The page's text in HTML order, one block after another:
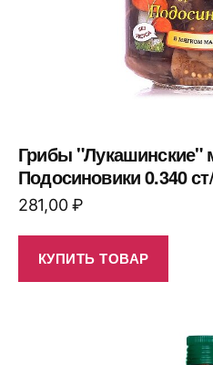
Грибы "Лукашинские"
Подосиновики 0.340
281,00₽
КУПИТЬ ТОВАР